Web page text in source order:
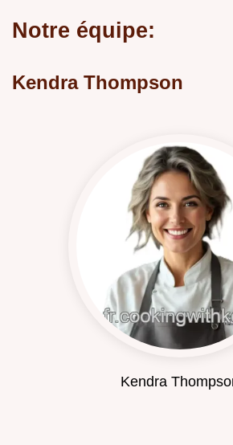
Notre équipe:
Kendra Thompson
Kendra